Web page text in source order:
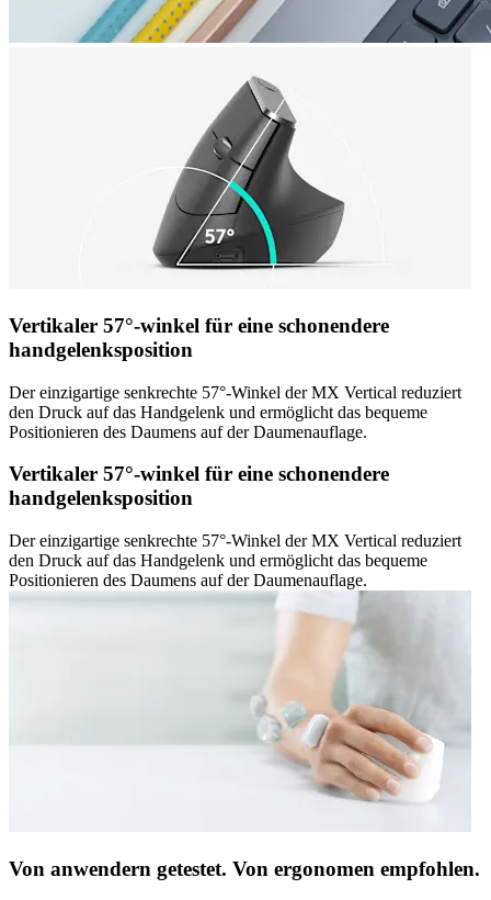
Vertikaler 57°-winkel für eine schonendere
handgelenksposition
Der einzigartige senkrechte 57°-Winkel der MX Vertical reduziert
den Druck auf das Handgelenk und ermöglicht das bequeme
Positionieren des Daumens auf der Daumenauflage.
Vertikaler 57°-winkel für eine schonendere
handgelenksposition
Der einzigartige senkrechte 57°-Winkel der MX Vertical reduziert
den Druck auf das Handgelenk und ermöglicht das bequeme
Positionieren des Daumens auf der Daumenauflage.
Von anwendern getestet. Von ergonomen empfohlen.